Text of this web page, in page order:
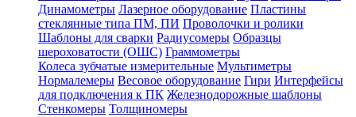
Динамометры Лазерное оборудование Пластины
стеклянные типа ПМ, ПИ Проволочки и ролики
Шаблоны для сварки Радиусомеры Образцы
шероховатости (ОШС) Граммометры
Колеса зубчатые измерительные Мультиметры
Нормалемеры Весовое оборудование Гири Интерфейсы
для подключения к ПК Железнодорожные шаблоны
Стенкомеры Толщиномеры